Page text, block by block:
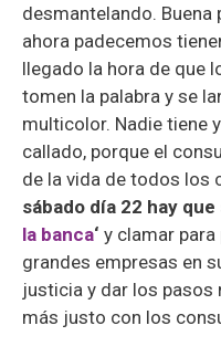
desmantelando.
ahora padecemos
llegado la hora de que
tomen la palabra y se
multicolor. Nadie tiene
callado, porque el
de la vida de todos los
sábado día 22 hay que
la banca‘ y clamar
grandes empresas en
justicia y dar los pasos
más justo con los